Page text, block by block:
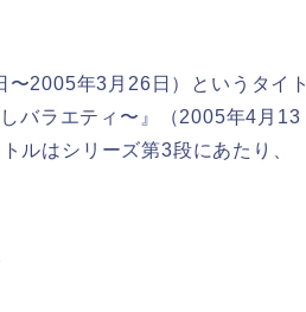
〜2005年3月26日）というタイト
バラエティ〜』（2005年4月13
ルはシリーズ第3段にあたり、